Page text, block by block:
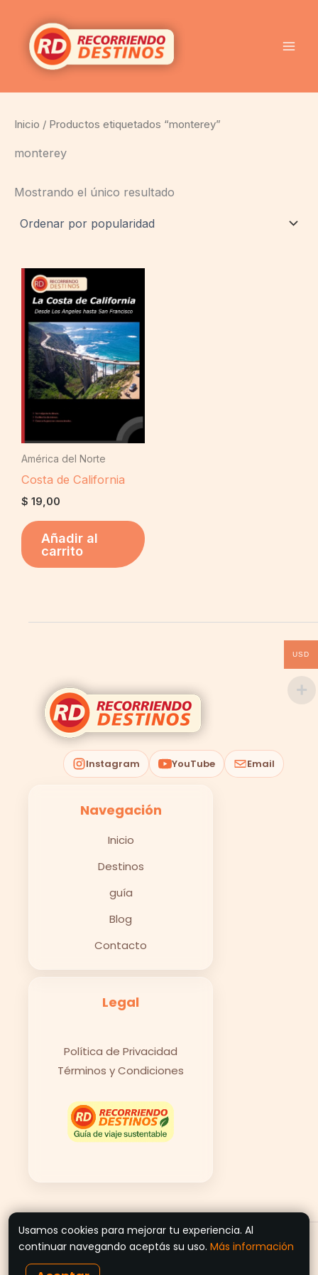
contenido
Inicio / Productos etiquetados “monterey”
monterey
Mostrando el único resultado
América del Norte
Costa de California
$ 19,00
Añadir al
carrito
Instagram YouTube Email
Navegación
Inicio
Destinos
guía
Blog
Contacto
Legal
Política de Privacidad
Términos y Condiciones
© 2026 Recorriendo Destinos
USD
Usamos cookies para mejorar tu experiencia. Al
continuar navegando aceptás su uso. Más información